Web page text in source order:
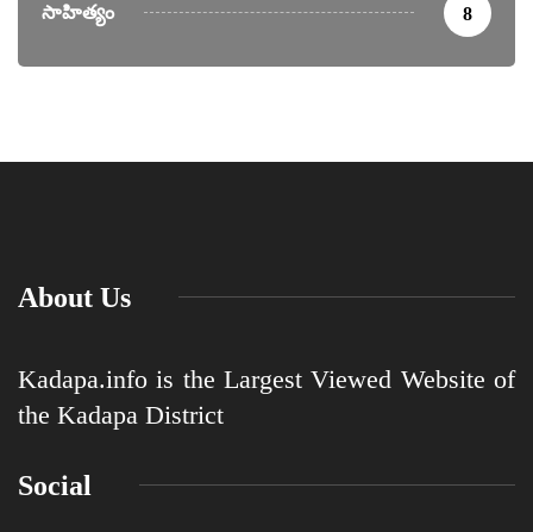
సాహిత్యం 8
About Us
Kadapa.info is the Largest Viewed Website of
the Kadapa District
Social